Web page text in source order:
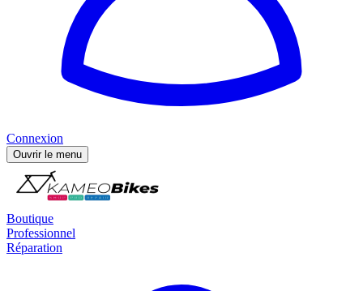
Connexion
Ouvrir le menu
Boutique
Professionnel
Réparation